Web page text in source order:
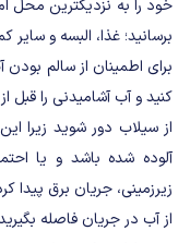
خود را به نزدیکترین محل
برسانید؛ غذا، البسه و
برای اطمینان از سالم
کنید و آب آشامیدنی را قبل
از سیلاب دور شوید زیرا
آلوده شده باشد و یا
زیرزمینی، جریان برق پیدا
از آب در جریان فاصله